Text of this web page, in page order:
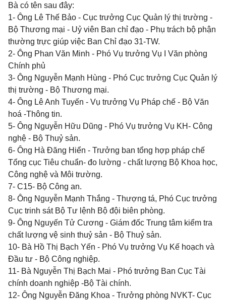
Bà có tên sau đây:
1- Ông Lê Thế Bảo - Cục trưởng Cục Quản lý thị trường -
Bộ Thương mại - Uỷ viên Ban chỉ đạo - Phụ trách bộ phận
thường trực giúp việc Ban Chỉ đạo 31-TW.
2- Ông Phan Văn Minh - Phó Vụ trưởng Vụ I Văn phòng
Chính phủ
3- Ông Nguyễn Mạnh Hùng - Phó Cục trưởng Cục Quản lý
thị trường - Bộ Thương mại.
4- Ông Lê Anh Tuyến - Vụ trưởng Vụ Pháp chế - Bộ Văn
hoá -Thông tin.
5- Ông Nguyễn Hữu Dũng - Phó Vụ trưởng Vụ KH- Công
nghệ - Bộ Thuỷ sản.
6- Ông Hà Đăng Hiển - Trưởng ban tổng hợp pháp chế
Tổng cục Tiêu chuẩn- đo lường - chất lượng Bộ Khoa học,
Công nghệ và Môi trường.
7- C15- Bộ Công an.
8- Ông Nguyễn Mạnh Thắng - Thượng tá, Phó Cục trưởng
Cục trinh sát Bộ Tư lệnh Bộ đội biên phòng.
9- Ông Nguyến Tử Cương - Giám đốc Trung tâm kiểm tra
chất lượng vệ sinh thuỷ sản - Bộ Thuỷ sản.
10- Bà Hồ Thị Bạch Yến - Phó Vụ trưởng Vụ Kế hoạch và
Đầu tư - Bộ Công nghiệp.
11- Bà Nguyễn Thị Bạch Mai - Phó trưởng Ban Cục Tài
chính doanh nghiệp -Bộ Tài chính.
12- Ông Nguyễn Đăng Khoa - Trưởng phòng NVKT- Cục